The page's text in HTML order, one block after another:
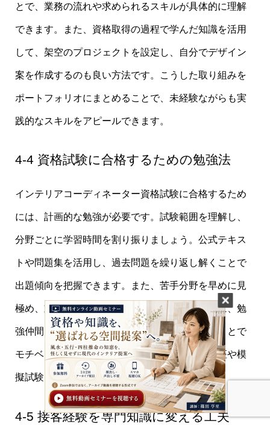
とで、業務の流れや求められるスキルが具体的に理解
できます。また、資格取得の過程で学んだ知識を活用
して、架空のプロジェクトを設定し、自分でデザイン
案を作成するのも良い方法です。こうした取り組みを
ポートフォリオにまとめることで、未経験ながらも実
践的なスキルをアピールできます。
4-4 資格試験に合格するための勉強法
インテリアコーディネーター資格試験に合格するため
には、計画的な勉強が必要です。試験範囲を理解し、
分野ごとに学習時間を割り振りましょう。公式テキス
トや問題集を活用し、過去問題を繰り返し解くことで
出題傾向を把握できます。また、苦手分野を早めに見
極め、重点的に取り組むことが重要です。さらに、勉
強仲間を作り、互いに進捗を共有しながら学ぶことで
モチベーションを維持できます。オンライン講座や模
擬試験を利用することも効果的です。
4-5 接客経験を専門知識に変える工夫